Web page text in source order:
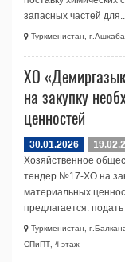
запасных частей
Туркменистан,
ХO
на закупку
ценностей
30.01.2026
Хозяйственное
тендер №17-ХО на
материальных
предлагается:
Туркменистан,
СПиПТ, 4 этаж